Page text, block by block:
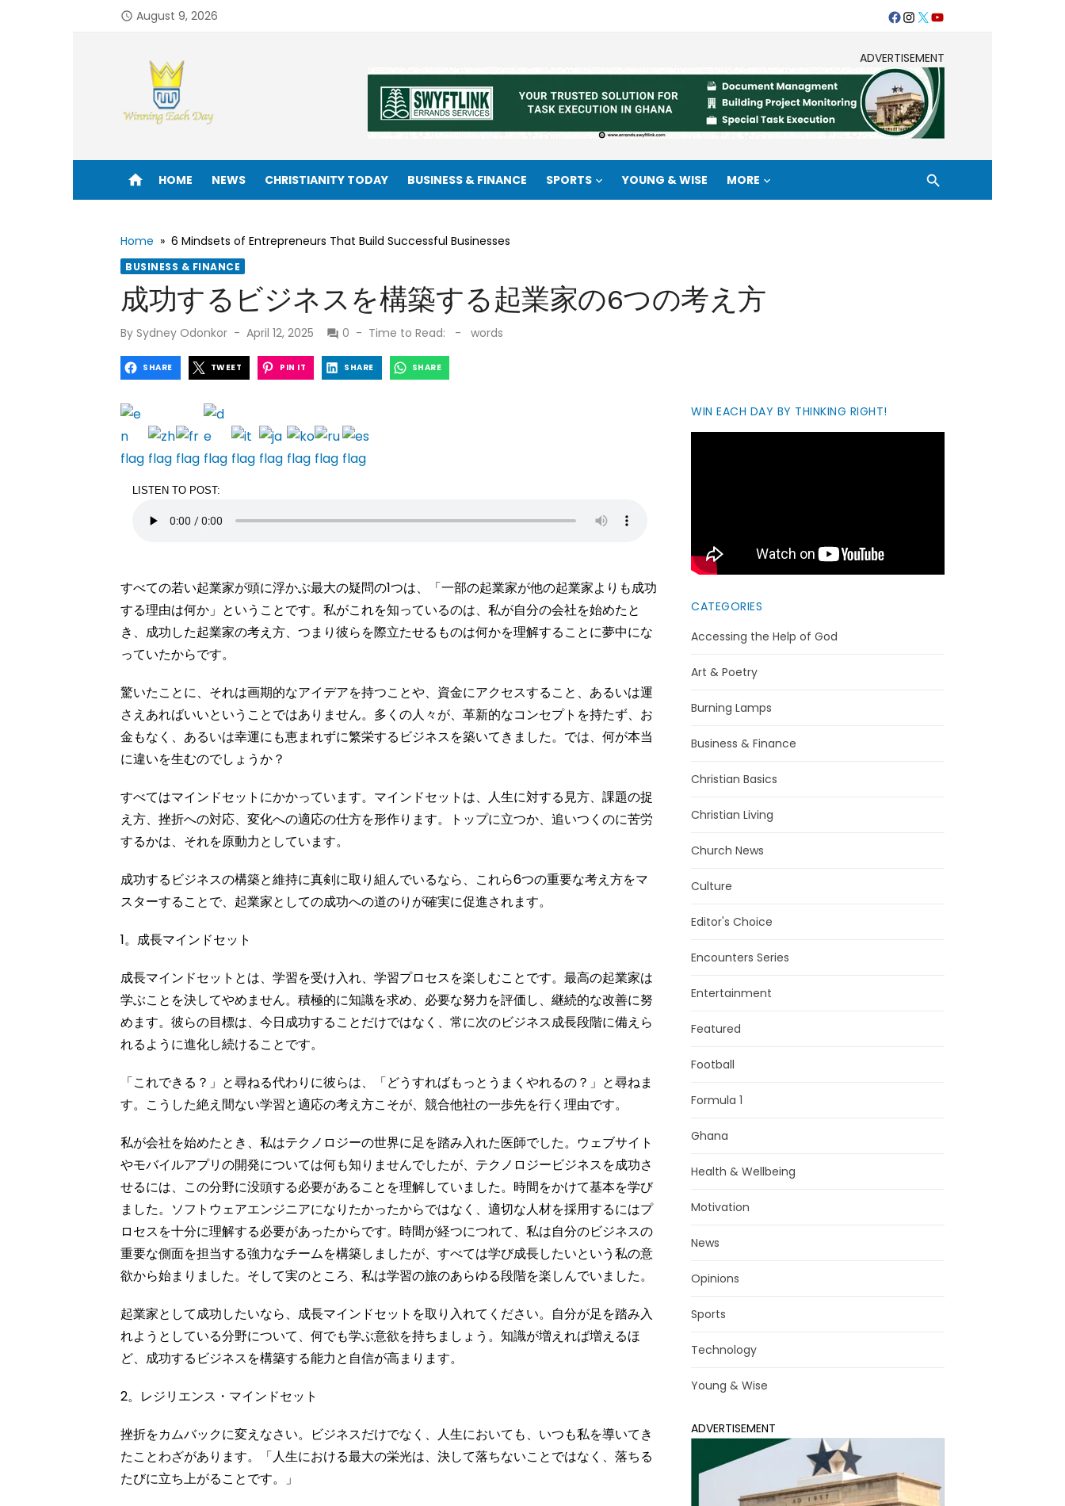
access_time August 9, 2026
ADVERTISEMENT
home HOME NEWS CHRISTIANITY TODAY BUSINESS & FINANCE SPORTS YOUNG & WISE MORE
Home » 6 Mindsets of Entrepreneurs That Build Successful Businesses
BUSINESS & FINANCE
成功するビジネスを構築する起業家の6つの考え方
By Sydney Odonkor April 12, 2025 0 Time to Read: - words
SHARE TWEET PIN IT SHARE SHARE
LISTEN TO POST:
すべての若い起業家が頭に浮かぶ最大の疑問の1つは、「一部の起業家が他の起業家よりも成功
する理由は何か」ということです。私がこれを知っているのは、私が自分の会社を始めたと
き、成功した起業家の考え方、つまり彼らを際立たせるものは何かを理解することに夢中にな
っていたからです。
驚いたことに、それは画期的なアイデアを持つことや、資金にアクセスすること、あるいは運
さえあればいいということではありません。多くの人々が、革新的なコンセプトを持たず、お
金もなく、あるいは幸運にも恵まれずに繁栄するビジネスを築いてきました。では、何が本当
に違いを生むのでしょうか？
すべてはマインドセットにかかっています。マインドセットは、人生に対する見方、課題の捉
え方、挫折への対応、変化への適応の仕方を形作ります。トップに立つか、追いつくのに苦労
するかは、それを原動力としています。
成功するビジネスの構築と維持に真剣に取り組んでいるなら、これら6つの重要な考え方をマ
スターすることで、起業家としての成功への道のりが確実に促進されます。
1。成長マインドセット
成長マインドセットとは、学習を受け入れ、学習プロセスを楽しむことです。最高の起業家は
学ぶことを決してやめません。積極的に知識を求め、必要な努力を評価し、継続的な改善に努
めます。彼らの目標は、今日成功することだけではなく、常に次のビジネス成長段階に備えら
れるように進化し続けることです。
「これできる？」と尋ねる代わりに彼らは、「どうすればもっとうまくやれるの？」と尋ねま
す。こうした絶え間ない学習と適応の考え方こそが、競合他社の一歩先を行く理由です。
私が会社を始めたとき、私はテクノロジーの世界に足を踏み入れた医師でした。ウェブサイト
やモバイルアプリの開発については何も知りませんでしたが、テクノロジービジネスを成功さ
せるには、この分野に没頭する必要があることを理解していました。時間をかけて基本を学び
ました。ソフトウェアエンジニアになりたかったからではなく、適切な人材を採用するにはプ
ロセスを十分に理解する必要があったからです。時間が経つにつれて、私は自分のビジネスの
重要な側面を担当する強力なチームを構築しましたが、すべては学び成長したいという私の意
欲から始まりました。そして実のところ、私は学習の旅のあらゆる段階を楽しんでいました。
起業家として成功したいなら、成長マインドセットを取り入れてください。自分が足を踏み入
れようとしている分野について、何でも学ぶ意欲を持ちましょう。知識が増えれば増えるほ
ど、成功するビジネスを構築する能力と自信が高まります。
2。レジリエンス・マインドセット
挫折をカムバックに変えなさい。ビジネスだけでなく、人生においても、いつも私を導いてき
たことわざがあります。「人生における最大の栄光は、決して落ちないことではなく、落ちる
たびに立ち上がることです。」
WIN EACH DAY BY THINKING RIGHT!
CATEGORIES
Accessing the Help of God
Art & Poetry
Burning Lamps
Business & Finance
Christian Basics
Christian Living
Church News
Culture
Editor's Choice
Encounters Series
Entertainment
Featured
Football
Formula 1
Ghana
Health & Wellbeing
Motivation
News
Opinions
Sports
Technology
Young & Wise
ADVERTISEMENT